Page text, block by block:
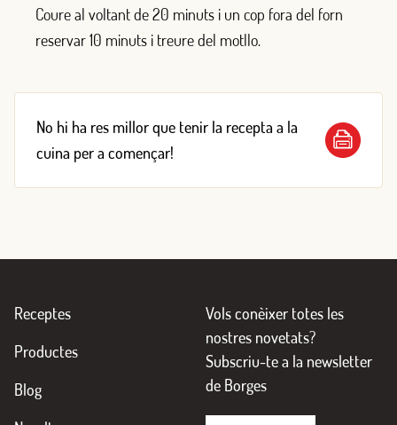
Coure al voltant de 20 minuts i un cop fora del forn
reservar 10 minuts i treure del motllo.
No hi ha res millor que tenir la recepta a la
cuina per a començar!
Receptes
Productes
Blog
Vols conèixer totes les
nostres novetats?
Subscriu-te a la newsletter
de Borges